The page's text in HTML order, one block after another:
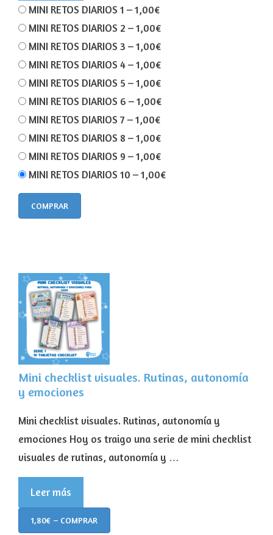
MINI RETOS DIARIOS 1 –1,00€
MINI RETOS DIARIOS 2 –1,00€
MINI RETOS DIARIOS 3 –1,00€
MINI RETOS DIARIOS 4–1,00€
MINI RETOS DIARIOS 5 –1,00€
MINI RETOS DIARIOS 6 –1,00€
MINI RETOS DIARIOS 7 –1,00€
MINI RETOS DIARIOS 8 –1,00€
MINI RETOS DIARIOS 9 –1,00€
MINI RETOS DIARIOS 10 –1,00€
COMPRAR
Mini checklist visuales. Rutinas, autonomía
y emociones
Mini checklist visuales. Rutinas, autonomía y
emociones Hoy os traigo una serie de mini checklist
visuales de rutinas, autonomía y …
Leer más
1,80€ – COMPRAR